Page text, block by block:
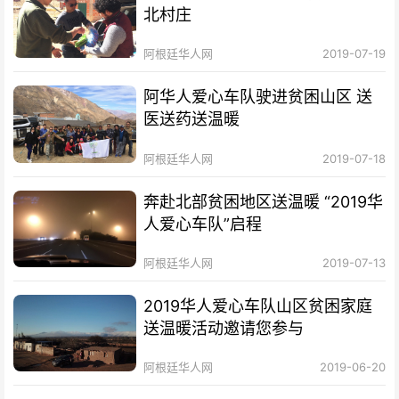
北村庄
阿根廷华人网 2019-07-19
阿华人爱心车队驶进贫困山区 送
医送药送温暖
阿根廷华人网 2019-07-18
奔赴北部贫困地区送温暖 “2019华
人爱心车队”启程
阿根廷华人网 2019-07-13
2019华人爱心车队山区贫困家庭
送温暖活动邀请您参与
阿根廷华人网 2019-06-20